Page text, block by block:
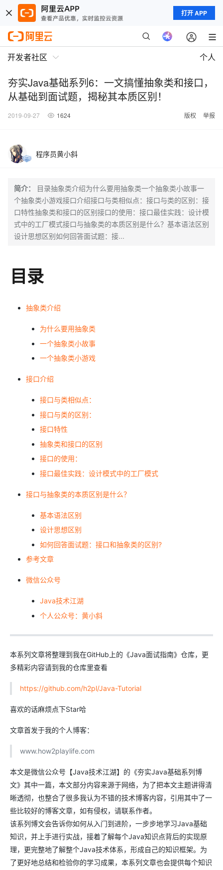
打开 APP
开发者社区 个人
夯实Java基础系列6：一文搞懂抽象类和接口，
从基础到面试题，揭秘其本质区别！
2019-09-27 1624 版权 举报
程序员黄小斜
简介：
目录抽象类介绍为什么要用抽象类一个抽象类小故事一
个抽象类小游戏接口介绍接口与类相似点：接口与类的区别：接
口特性抽象类和接口的区别接口的使用：接口最佳实践：设计模
式中的工厂模式接口与抽象类的本质区别是什么？基本语法区别
设计思想区别如何回答面试题：接...
目录
抽象类介绍
为什么要用抽象类
一个抽象类小故事
一个抽象类小游戏
接口介绍
接口与类相似点：
接口与类的区别：
接口特性
抽象类和接口的区别
接口的使用：
接口最佳实践：设计模式中的工厂模式
接口与抽象类的本质区别是什么？
基本语法区别
设计思想区别
如何回答面试题：接口和抽象类的区别?
参考文章
微信公众号
Java技术江湖
个人公众号：黄小斜
本系列文章将整理到我在GitHub上的《Java面试指南》仓库，更
多精彩内容请到我的仓库里查看
https://github.com/h2pl/Java-Tutorial
喜欢的话麻烦点下Star哈
文章首发于我的个人博客：
www.how2playlife.com
本文是微信公众号【Java技术江湖】的《夯实Java基础系列博
文》其中一篇，本文部分内容来源于网络，为了把本文主题讲得清
晰透彻，也整合了很多我认为不错的技术博客内容，引用其中了一
些比较好的博客文章，如有侵权，请联系作者。
该系列博文会告诉你如何从入门到进阶，一步步地学习Java基础
知识，并上手进行实战，接着了解每个Java知识点背后的实现原
理，更完整地了解整个Java技术体系，形成自己的知识框架。为
了更好地总结和检验你的学习成果，本系列文章也会提供每个知识